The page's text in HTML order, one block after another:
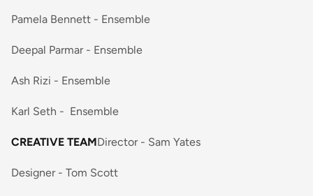
Pamela Bennett - Ensemble
Deepal Parmar - Ensemble
Ash Rizi - Ensemble
Karl Seth - Ensemble
CREATIVE TEAMDirector - Sam Yates
Designer - Tom Scott